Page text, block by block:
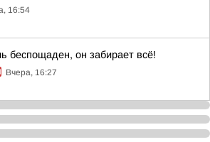
16:54
беспощаден, он забирает всё!
Вчера, 16:27